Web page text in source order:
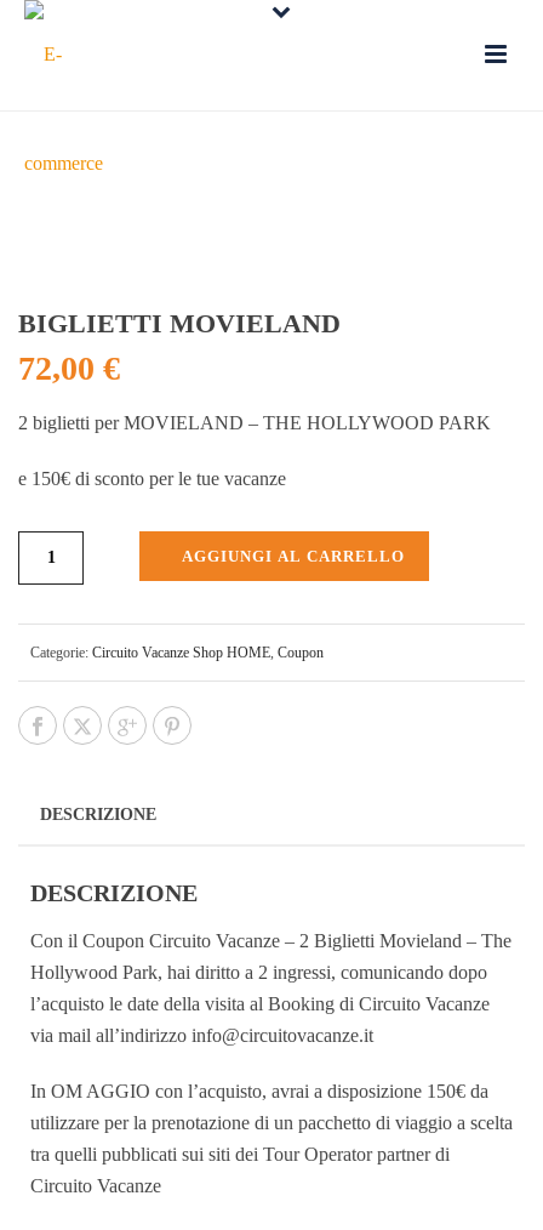
BIGLIETTI MOVIELAND
72,00 €
2 biglietti per MOVIELAND – THE HOLLYWOOD PARK
e 150€ di sconto per le tue vacanze
AGGIUNGI AL CARRELLO
Categorie: Circuito Vacanze Shop HOME, Coupon
DESCRIZIONE
DESCRIZIONE
Con il Coupon Circuito Vacanze – 2 Biglietti Movieland – The
Hollywood Park, hai diritto a 2 ingressi, comunicando dopo
l’acquisto le date della visita al Booking di Circuito Vacanze
via mail all’indirizzo info@circuitovacanze.it
In OM AGGIO con l’acquisto, avrai a disposizione 150€ da
utilizzare per la prenotazione di un pacchetto di viaggio a scelta
tra quelli pubblicati sui siti dei Tour Operator partner di
Circuito Vacanze